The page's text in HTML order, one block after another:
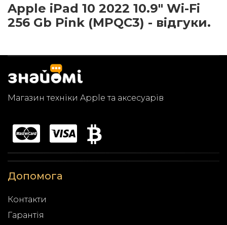
Apple iPad 10 2022 10.9" Wi-Fi
256 Gb Pink (MPQC3) - відгуки.
Магазин техніки Apple та аксесуарів
Допомога
Контакти
Гарантія